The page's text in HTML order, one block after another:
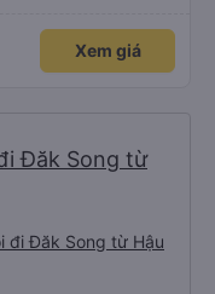
Xem giá
Đăk Song từ
đi Đăk Song từ Hậu